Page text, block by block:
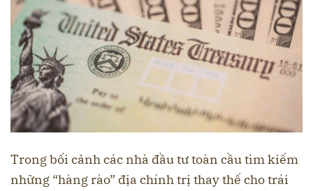
Trong bối cảnh các nhà đầu tư toàn cầu tìm kiếm
những “hàng rào” địa chính trị thay thế cho trái